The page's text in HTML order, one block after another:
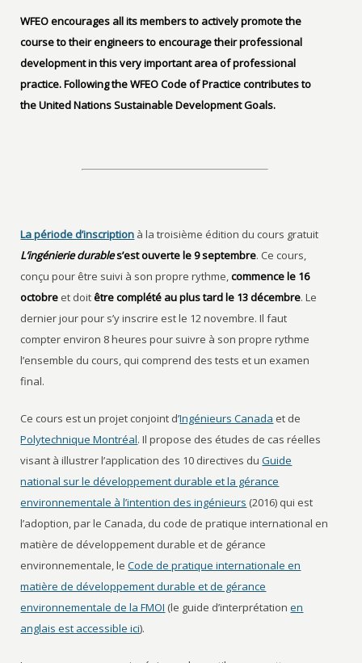
WFEO encourages all its members to actively promote the
course to their engineers to encourage their professional
development in this very important area of professional
practice. Following the WFEO Code of Practice contributes to
the United Nations Sustainable Development Goals.
La période d’inscription à la troisième édition du cours gratuit
L’ingénierie durables’est ouverte le 9 septembre. Ce cours,
conçu pour être suivi à son propre rythme,commence le 16
octobre et doitêtre complété au plus tard le 13 décembre. Le
dernier jour pour s’y inscrire est le 12 novembre. Il faut
compter environ 8 heures pour suivre à son propre rythme
l’ensemble du cours, qui comprend des tests et un examen
final.
Ce cours est un projet conjoint d’Ingénieurs Canada et de
Polytechnique Montréal. Il propose des études de cas réelles
visant à illustrer l’application des 10 directives duGuide
national sur le développement durable et la gérance
environnementale à l’intention des ingénieurs (2016) qui est
l’adoption, par le Canada, du code de pratique international en
matière de développement durable et de gérance
environnementale, leCode de pratique internationale en
matière de développement durable et de gérance
environnementale de la FMOI (le guide d’interprétationen
anglais est accessible ici).